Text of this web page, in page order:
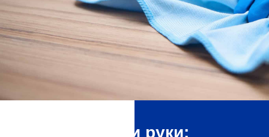
Дезінфікувати руки: